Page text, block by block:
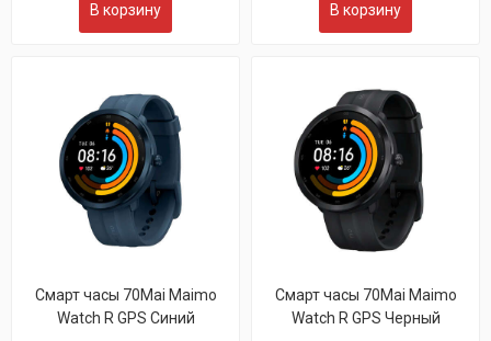
В корзину В корзину
Смарт часы 70Mai Maimo
Watch R GPS Синий
Смарт часы 70Mai Maimo
Watch R GPS Черный